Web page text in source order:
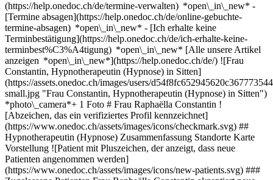
(https://help.onedoc.ch/de/termine-verwalten) *open\_in\_new* -
[Termine absagen](https://help.onedoc.ch/de/online-gebuchte-
termine-absagen) *open\_in\_new* - [Ich erhalte keine
Terminbestätigung](https://help.onedoc.ch/de/ich-erhalte-keine-
terminbest%C3%A4tigung) *open\_in\_new* [Alle unsere Artikel
anzeigen *open\_in\_new*](https://help.onedoc.ch/de/) ![Frau
Constantin, Hypnotherapeutin (Hypnose) in Sitten]
(https://assets.onedoc.ch/images/users/
small.jpg "Frau Constantin, Hypnotherapeutin (Hypnose) in Sitten")
*photo\_camera*+ 1 Foto # Frau Raphaëlla Constantin !
[Abzeichen, das ein verifiziertes Profil kennzeichnet]
(https://www.onedoc.ch/assets/images/icons/checkmark.svg) ##
Hypnotherapeutin (Hypnose) Zusammenfassung Standorte Karte
Vorstellung ![Patient mit Pluszeichen, der anzeigt, dass neue
Patienten angenommen werden]
(https://www.onedoc.ch/assets/images/icons/new-patients.svg) ###